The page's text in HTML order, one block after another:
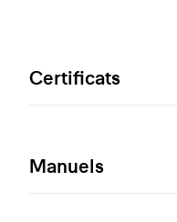
Certificats
Manuels